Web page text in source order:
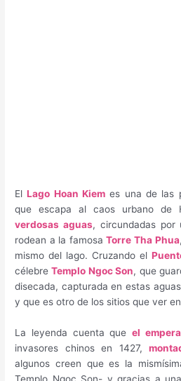
ElLago Hoan Kiem es una de las
que escapa al caos urbano de
verdosas aguas, circundadas por
rodean a la famosaTorre Tha Phua
mismo del lago. Cruzando el
célebreTemplo Ngoc Son, que
disecada, capturada en estas
y que es otro de los sitios que ver
La leyenda cuenta queel
invasores chinos en 1427,
algunos creen que es la
Templo Ngoc Son- y gracias a